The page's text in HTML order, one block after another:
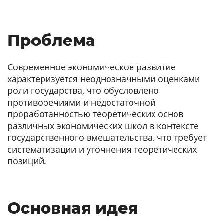
Проблема
Современное экономическое развитие
характеризуется неоднозначными оценками
роли государства, что обусловлено
противоречиями и недостаточной
проработанностью теоретических основ
различных экономических школ в контексте
государственного вмешательства, что требует
систематизации и уточнения теоретических
позиций.
Основная идея